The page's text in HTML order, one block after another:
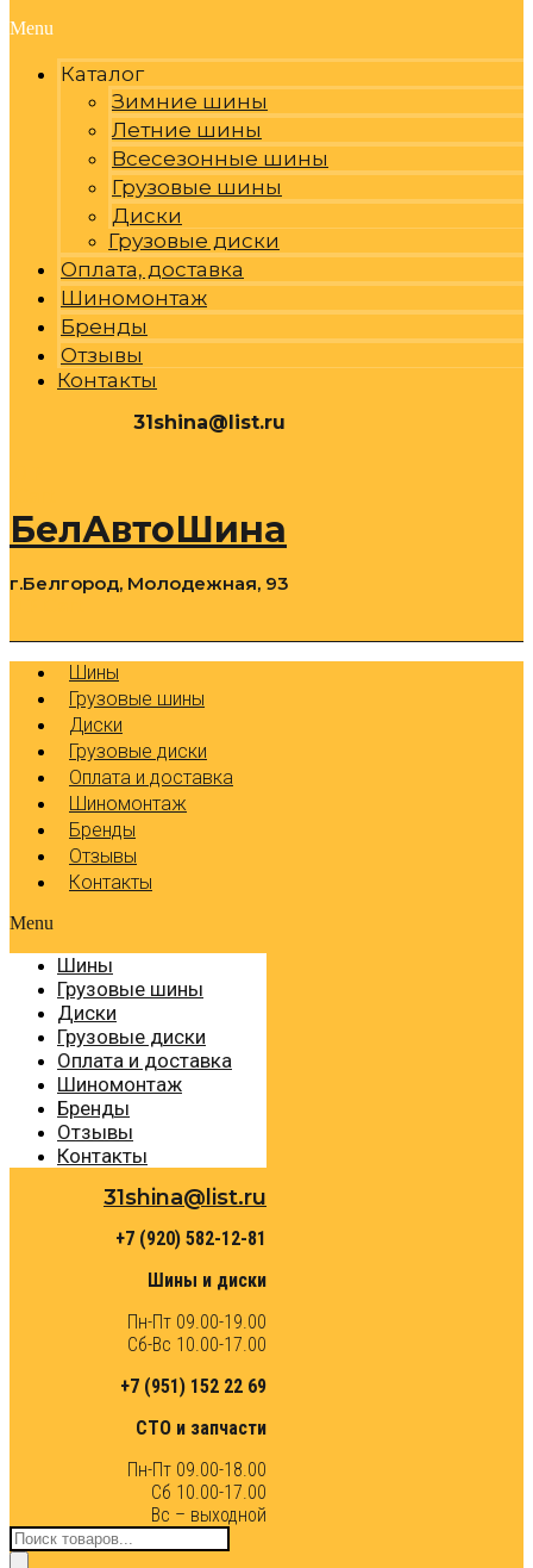
Menu
Каталог
Зимние шины
Летние шины
Всесезонные шины
Грузовые шины
Диски
Грузовые диски
Оплата, доставка
Шиномонтаж
Бренды
Отзывы
Контакты
31shina@list.ru
БелАвтоШина
г.Белгород, Молодежная, 93
Шины
Грузовые шины
Диски
Грузовые диски
Оплата и доставка
Шиномонтаж
Бренды
Отзывы
Контакты
Menu
Шины
Грузовые шины
Диски
Грузовые диски
Оплата и доставка
Шиномонтаж
Бренды
Отзывы
Контакты
31shina@list.ru
+7 (920) 582-12-81
Шины и диски
Пн-Пт 09.00-19.00
Сб-Вс 10.00-17.00
+7 (951) 152 22 69
СТО и запчасти
Пн-Пт 09.00-18.00
Сб 10.00-17.00
Вс – выходной
Поиск
товаров